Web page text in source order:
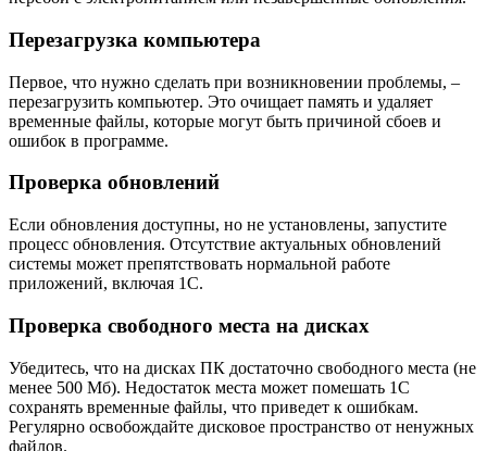
Перезагрузка компьютера
Первое, что нужно сделать при возникновении проблемы, –
перезагрузить компьютер. Это очищает память и удаляет
временные файлы, которые могут быть причиной сбоев и
ошибок в программе.
Проверка обновлений
Если обновления доступны, но не установлены, запустите
процесс обновления. Отсутствие актуальных обновлений
системы может препятствовать нормальной работе
приложений, включая 1С.
Проверка свободного места на дисках
Убедитесь, что на дисках ПК достаточно свободного места (не
менее 500 Мб). Недостаток места может помешать 1С
сохранять временные файлы, что приведет к ошибкам.
Регулярно освобождайте дисковое пространство от ненужных
файлов.